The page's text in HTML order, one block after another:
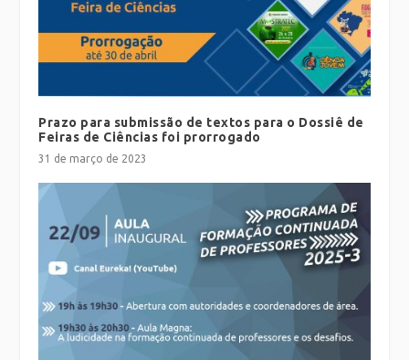
Prazo para submissão de textos para o Dossiê de
Feiras de Ciências foi prorrogado
31 de março de 2023